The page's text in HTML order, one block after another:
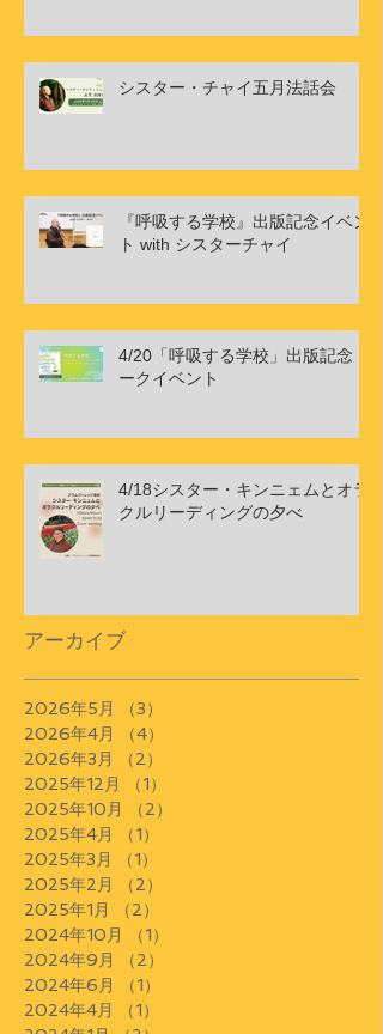
シスター・チャイ五月法話会
『呼吸する学校』出版記念イベン
ト with シスターチャイ
4/20「呼吸する学校」出版記念ト
ークイベント
4/18シスター・キンニェムとオラ
クルリーディングの夕べ
アーカイブ
2026年5月 （3）
2026年4月
（4）
2026年3月
（2）
2025年12月
（1）
2025年10月
（2）
2025年4月
（1）
2025年3月
（1）
2025年2月
（2）
2025年1月
（2）
2024年10月
（1）
2024年9月
（2）
2024年6月
（1）
2024年4月
（1）